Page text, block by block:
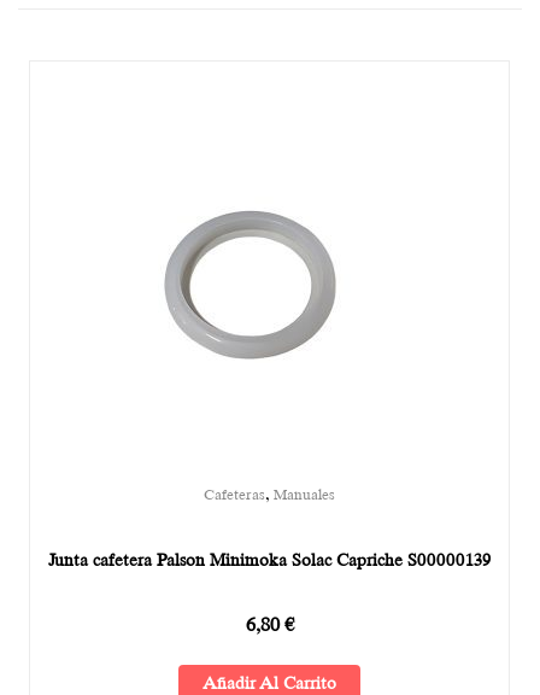
Cafeteras, Manuales
Junta cafetera Palson Minimoka Solac Capriche S00000139
6,80€
Añadir Al Carrito